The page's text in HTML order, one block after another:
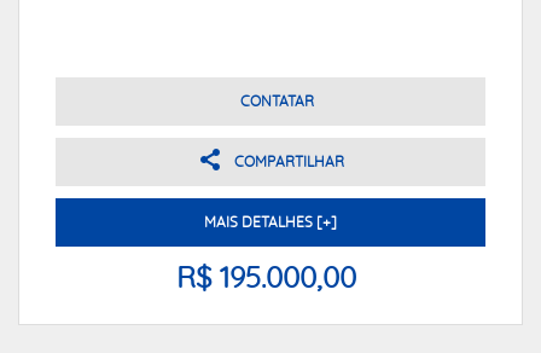
CONTATAR
COMPARTILHAR
MAIS DETALHES [+]
R$ 195.000,00